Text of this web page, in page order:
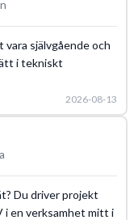
självgående och
i tekniskt
2026-08-13
Du driver projekt
i en verksamhet mitt i